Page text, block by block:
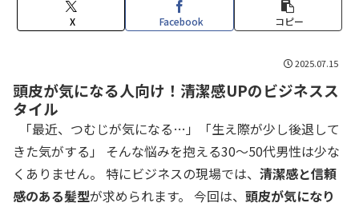
X Facebook コピー
2025.07.15
頭皮が気になる人向け！清潔感UPのビジネスス
タイル
「最近、つむじが気になる…」「生え際が少し後退して
きた気がする」 そんな悩みを抱える30〜50代男性は少な
くありません。 特にビジネスの現場では、 清潔感と信頼
感のある髪型が求められます。 今回は、 頭皮が気になり